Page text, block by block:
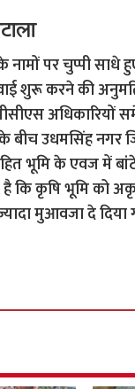
पर चुप्पी साधे
शुरू करने की
अधिकारियों
बीच उधमसिंह
भूमि के एवज में
कि कृषि भूमि को
मुआवजा दे दिया